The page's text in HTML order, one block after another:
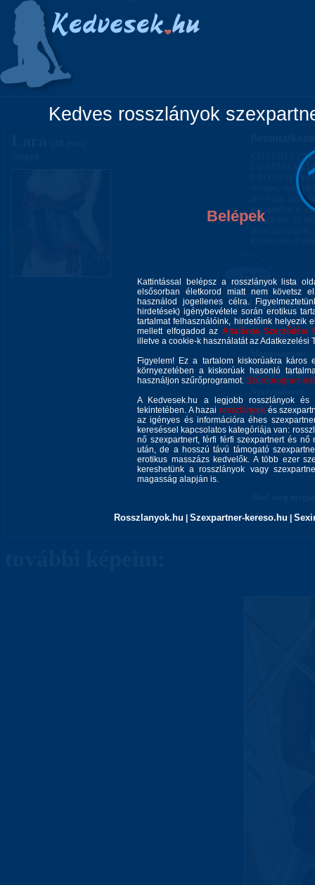
Kedves rosszlányok
Belépek
Kattintással belépsz a rosszlányok lista
elsősorban életkorod miatt nem követsz
használod jogellenes célra.
hirdetések) igénybevétele során erotikus
tartalmat felhasználóink, hirdetőink helyezik
mellett elfogadod az Általános Szerződési
illetve a cookie-k használatát az Adatkezelési
Figyelem! Ez a tartalom kiskorúakra káros
környezetében a kiskorúak hasonló
használjon szűrőprogramot. Szűrőprogram
A Kedvesek.hu a legjobb rosszlányok és
tekintetében. A hazairosszlányok és
az igényes és információra éhes
kereséssel kapcsolatos kategóriája van:
nő szexpartnert, férfi férfi szexpartnert és
után, de a hosszú távú támogató
erotikus masszázs kedvelők. A több ezer
kereshetünk a rosszlányok vagy
magasság alapján is.
Rosszlanyok.hu Szexpartner-kereso.hu
ZAVARTALAN
VÁLTOZTATÁS
türelmes,
rá.) Azon felül,
masszázsban is
ellazulhatsz, jól
Alkatom:
Mellméretem:
Elérhetőségem:
Megjelenés: